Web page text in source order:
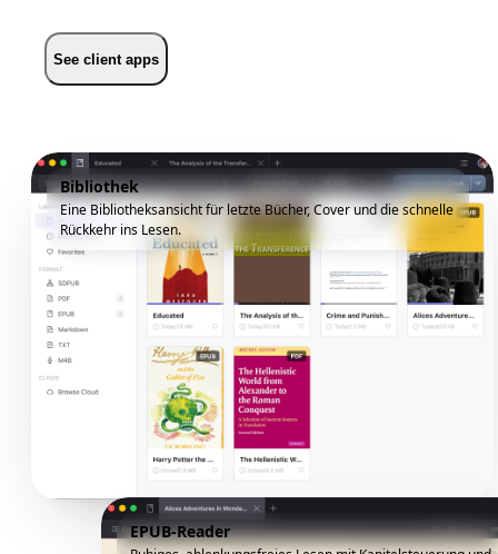
See client apps
Bibliothek
Eine Bibliotheksansicht für letzte Bücher, Cover und die schnelle
Rückkehr ins Lesen.
EPUB-Reader